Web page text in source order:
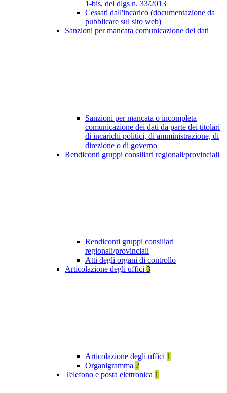
1-bis, del dlgs n. 33/2013
Cessati dall'incarico (documentazione da
pubblicare sul sito web)
Sanzioni per mancata comunicazione dei dati
Sanzioni per mancata o incompleta
comunicazione dei dati da parte dei titolari
di incarichi politici, di amministrazione, di
direzione o di governo
Rendiconti gruppi consiliari regionali/provinciali
Rendiconti gruppi consiliari
regionali/provinciali
Atti degli organi di controllo
Articolazione degli uffici 3
Articolazione degli uffici 1
Organigramma 2
Telefono e posta elettronica 1